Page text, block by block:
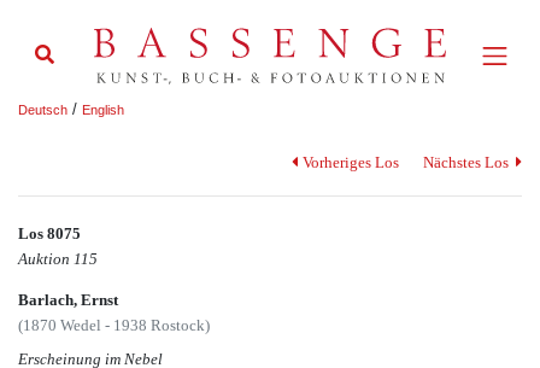
Deutsch / English
Vorheriges Los Nächstes Los
Los 8075
Auktion 115
Barlach, Ernst
(1870 Wedel - 1938 Rostock)
Erscheinung im Nebel